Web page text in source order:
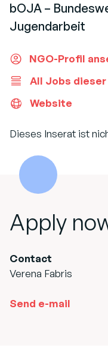
bOJA –
Jugendarbeit
NGO-Profil
All Jobs
Website
Dieses Inserat ist
Apply
Contact
Verena Fabris
Send e-mail